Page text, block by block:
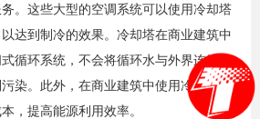
。这些大型的空调系统可以使用冷却塔
达到制冷的效果。冷却塔在商业建筑中
循环系统，不会将循环水与外界连接起
染。此外，在商业建筑中使用冷却塔还
，提高能源利用效率。